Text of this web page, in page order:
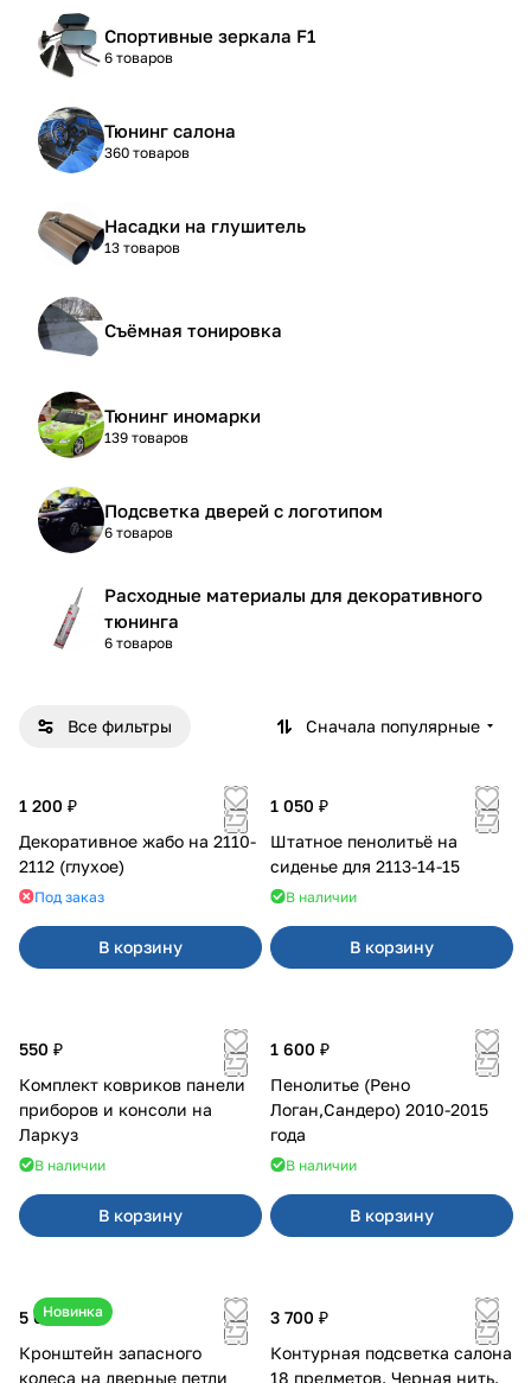
Спортивные зеркала F1
6 товаров
Тюнинг салона
360 товаров
Насадки на глушитель
13 товаров
Съёмная тонировка
Тюнинг иномарки
139 товаров
Подсветка дверей с логотипом
6 товаров
Расходные материалы для декоративного
тюнинга
6 товаров
Все фильтры Сначала популярные
1 200 ₽
Декоративное жабо на 2110-
2112 (глухое)
Под заказ
В корзину
1 050 ₽
Штатное пенолитьё на
сиденье для 2113-14-15
В наличии
В корзину
550 ₽
Комплект ковриков панели
приборов и консоли на
Ларкуз
В наличии
В корзину
1 600 ₽
Пенолитье (Рено
Логан,Сандеро) 2010-2015
года
В наличии
В корзину
Новинка
5 050 ₽
Кронштейн запасного
колеса на дверные петли
3 700 ₽
Контурная подсветка салона
18 предметов. Черная нить.